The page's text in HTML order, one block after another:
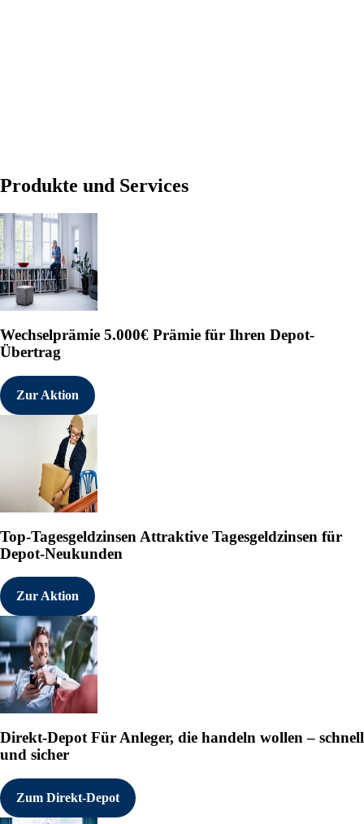
Produkte und Services
Wechselprämie 5.000€ Prämie für Ihren Depot-
Übertrag
Zur Aktion
Top-Tagesgeldzinsen Attraktive Tagesgeldzinsen für
Depot-Neukunden
Zur Aktion
Direkt-Depot Für Anleger, die handeln wollen – schnell
und sicher
Zum Direkt-Depot